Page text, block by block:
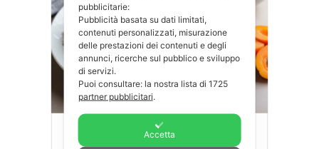
Insalata di Quinoa con
pubblicitarie:
Pubblicità basata su dati limitati,
contenuti personalizzati, misurazione
delle prestazioni dei contenuti e degli
annunci, ricerche sul pubblico e sviluppo
di servizi.
Puoi consultare: la nostra lista di 1725
partner pubblicitari.
Accetta